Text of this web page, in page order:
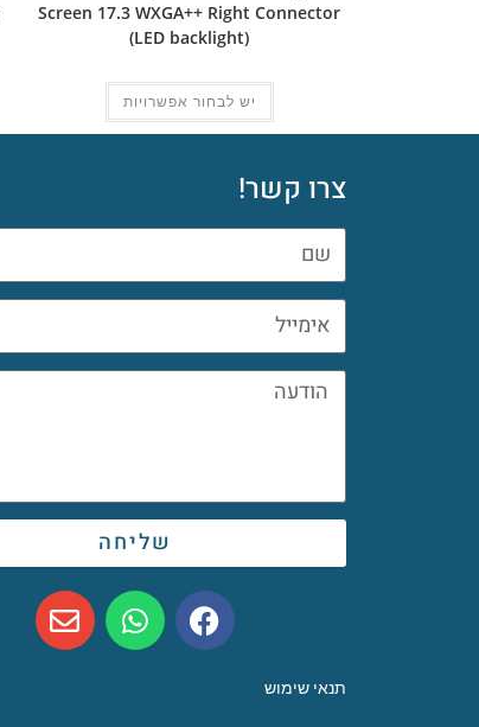
Screen 17.3 WXGA++ Right Connector
(LED backlight)
יש לבחור אפשרויות
צרו קשר!
שליחה
תנאי שימוש